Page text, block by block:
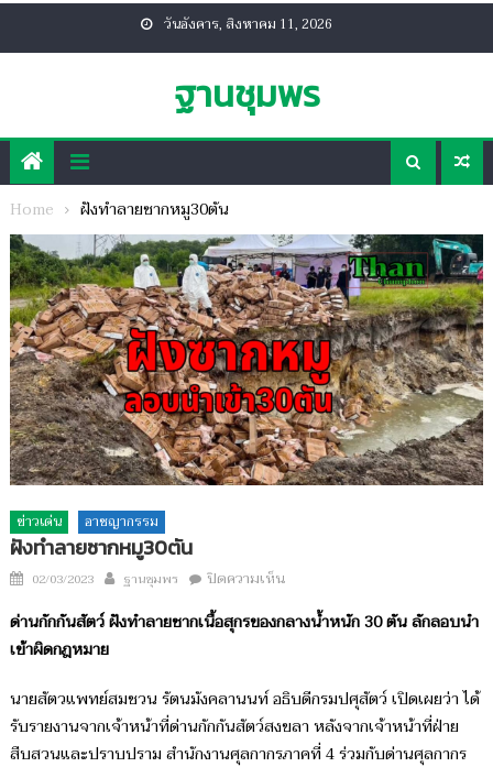
วันอังคาร, สิงหาคม 11, 2026
ฐานชุมพร
Home ฝังทำลายซากหมู30ตัน
ข่าวเด่น อาชญากรรม
ฝังทำลายซากหมู30ตัน
Posted
02/03/2023 Author
ฐานชุมพร ปิดความเห็นบน
ทำลาย
ด่านกักกันสัตว์ ฝังทำลายซากเนื้อสุกรของกลางน้ำหนัก 30 ตัน ลักลอบนำ
เข้าผิดกฎหมาย
นายสัตวแพทย์สมชวน รัตนมังคลานนท์ อธิบดีกรมปศุสัตว์ เปิดเผยว่า ได้
รับรายงานจากเจ้าหน้าที่ด่านกักกันสัตว์สงขลา หลังจากเจ้าหน้าที่ฝ่าย
สืบสวนและปราบปราม สำนักงานศุลกากรภาคที่ 4 ร่วมกับด่านศุลกากร